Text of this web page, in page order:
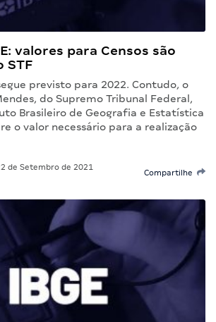
valores para Censos são
STF
previsto para 2022. Contudo, o
do Supremo Tribunal Federal,
Brasileiro de Geografia e Estatística
o valor necessário para a realização
de Setembro de 2021
Compartilhe